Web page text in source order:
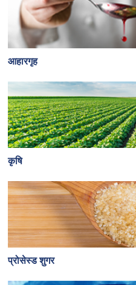
आहारगृह
कृषि
प्रोसेस्ड शुगर